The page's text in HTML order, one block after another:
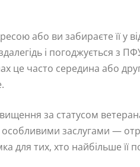
або ви забираєте її у
і погоджується з
це часто середина або
за статусом
особливими заслугами —
для тих, хто найбільше її